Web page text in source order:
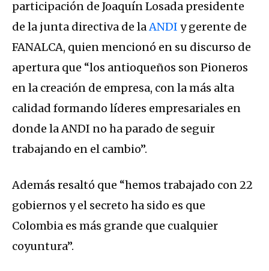
participación de Joaquín Losada presidente
de la junta directiva de laANDI y gerente de
FANALCA, quien mencionó en su discurso de
apertura que “los antioqueños son Pioneros
en la creación de empresa, con la más alta
calidad formando líderes empresariales en
donde la ANDI no ha parado de seguir
trabajando en el cambio”.
Además resaltó que “hemos trabajado con 22
gobiernos y el secreto ha sido es que
Colombia es más grande que cualquier
coyuntura”.